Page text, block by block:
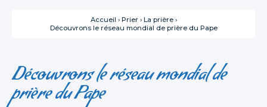
Accueil › Prier › La prière ›
Découvrons le réseau mondial de prière du Pape
Découvrons le réseau mondial de
prière du Pape